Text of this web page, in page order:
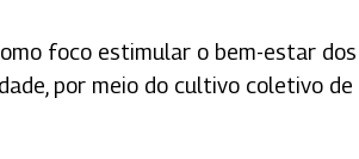
foco estimular o bem-estar dos
por meio do cultivo coletivo de